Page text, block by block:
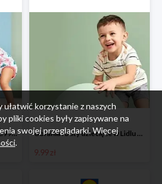
Moda dziecięca w Lidlu od 11.99 zł Ubrania i buty dziecięce w Lidlu Online od 9,99 zł
9.99 zł
korzystanie z naszych
pliki cookies były zapisywane na
swojej przeglądarki. Więcej
.